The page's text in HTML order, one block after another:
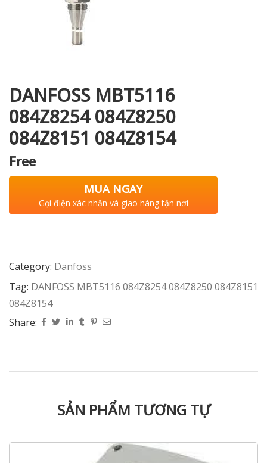
DANFOSS MBT5116
084Z8254 084Z8250
084Z8151 084Z8154
Free
MUA NGAY
Gọi điện xác nhận và giao hàng tận nơi
Category: Danfoss
Tag: DANFOSS MBT5116 084Z8254 084Z8250 084Z8151
084Z8154
Share:
SẢN PHẨM TƯƠNG TỰ